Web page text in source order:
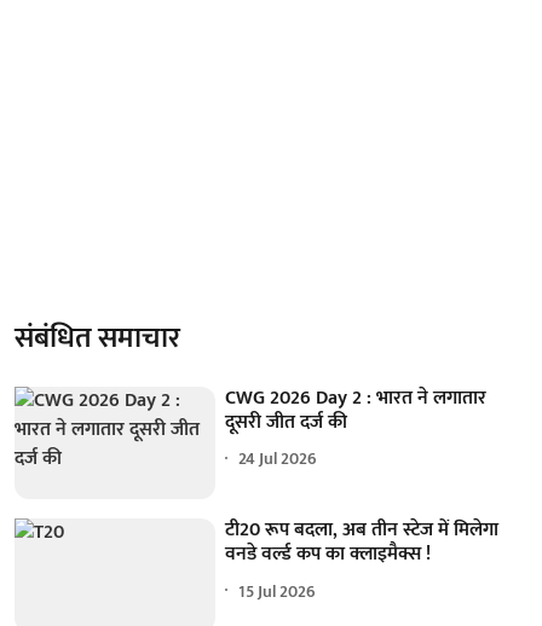
संबंधित समाचार
CWG 2026 Day 2 : भारत ने लगातार
दूसरी जीत दर्ज की
24 Jul 2026
टी20 रूप बदला, अब तीन स्टेज में मिलेगा
वनडे वर्ल्ड कप का क्लाइमैक्स !
15 Jul 2026